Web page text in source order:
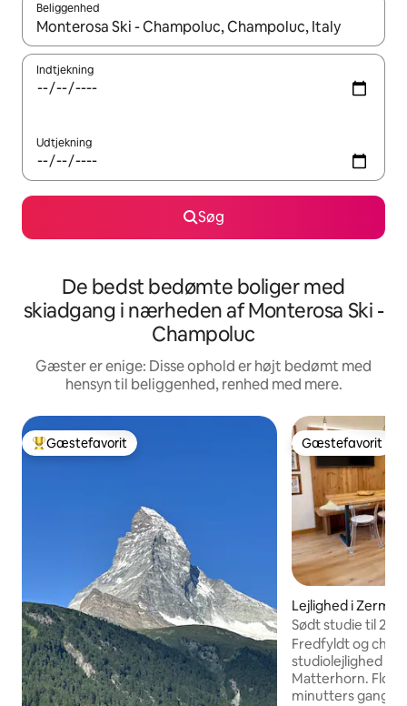
Beliggenhed
Når resultaterne er tilgængelige, skal du navigere med
Indtjekning
Udtjekning
Søg
De bedst bedømte boliger med
skiadgang i nærheden af Monterosa Ski -
Champoluc
Gæster er enige: Disse ophold er højt bedømt med
hensyn til beliggenhed, renhed med mere.
Bedste gæstefavorit
Gæstefavorit Gæstefavorit
Gæstefavorit
Lejlighed i
Sødt studie til 2-4
udsigt over
Fredfyldt og
studiolejlighed
Matterhorn. Flot
minutters gang fra